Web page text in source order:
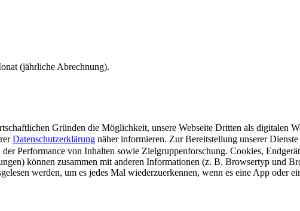
(jährliche Abrechnung).
Gründen die Möglichkeit, unsere Webseite Dritten als digitalen
Datenschutzerklärung näher informieren. Zur Bereitstellung unserer
Performance von Inhalten sowie Zielgruppenforschung. Cookies,
können zusammen mit anderen Informationen (z. B. Browsertyp und
werden, um es jedes Mal wiederzuerkennen, wenn es eine App oder